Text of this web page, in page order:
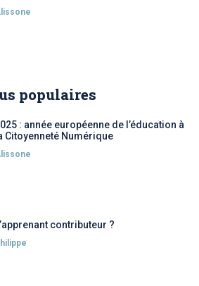
populaires
: année européenne de l’éducation à
Citoyenneté Numérique
contributeur ?